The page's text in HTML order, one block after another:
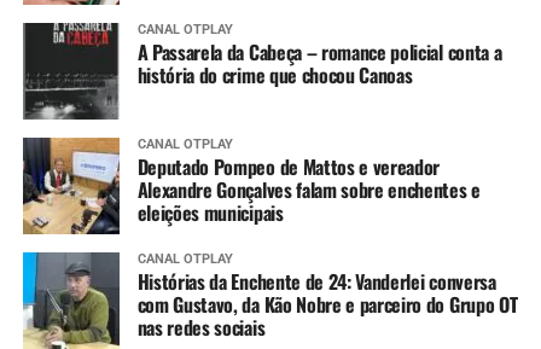
CANAL OTPLAY
A Passarela da Cabeça – romance policial conta a
história do crime que chocou Canoas
CANAL OTPLAY
Deputado Pompeo de Mattos e vereador
Alexandre Gonçalves falam sobre enchentes e
eleições municipais
CANAL OTPLAY
Histórias da Enchente de 24: Vanderlei conversa
com Gustavo, da Kão Nobre e parceiro do Grupo OT
nas redes sociais